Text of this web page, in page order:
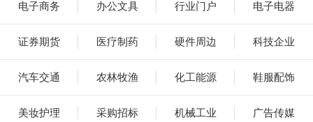
电子商务 办公文具 行业门户 电子电器
证券期货 医疗制药 硬件周边 科技企业
汽车交通 农林牧渔 化工能源 鞋服配饰
美妆护理 采购招标 机械工业 广告传媒